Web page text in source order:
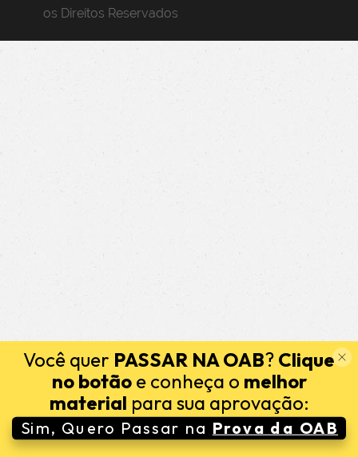
os Direitos Reservados
Você quer PASSAR NA OAB? Clique
no botãoe conheça o melhor
material para sua aprovação:
Sim, Quero Passar na Prova da OAB